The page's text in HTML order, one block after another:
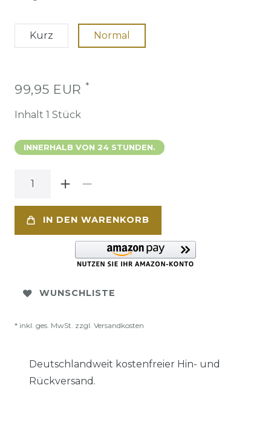
Kurz Normal
99,95 EUR *
Inhalt 1 Stück
INNERHALB VON 24 STUNDEN.
IN DEN WARENKORB
WUNSCHLISTE
* inkl. ges. MwSt. zzgl. Versandkosten
Deutschlandweit kostenfreier Hin- und
Rückversand.